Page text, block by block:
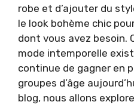
robe et d’ajouter du
le look bohème chic
dont vous avez besoin.
mode intemporelle
continue de gagner en
groupes d’âge
blog, nous allons